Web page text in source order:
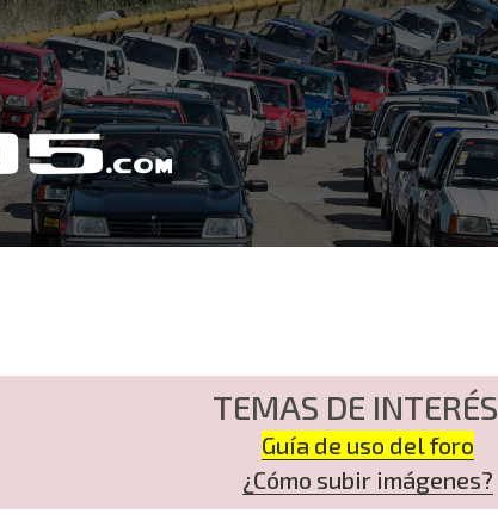
TEMAS DE INTERÉS
Guía de uso del foro
¿Cómo subir imágenes?